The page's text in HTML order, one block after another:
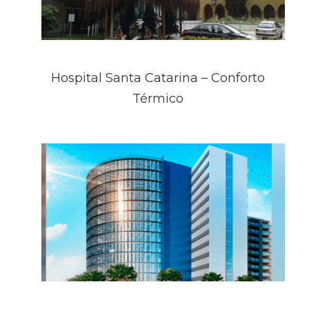
Hospital Santa Catarina – Conforto
Térmico